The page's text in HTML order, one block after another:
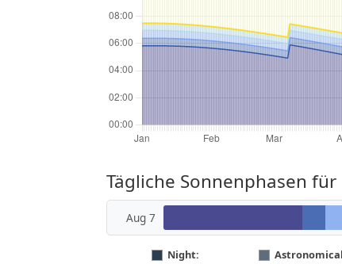
Tägliche Sonnenphasen
Aug 7
Night: